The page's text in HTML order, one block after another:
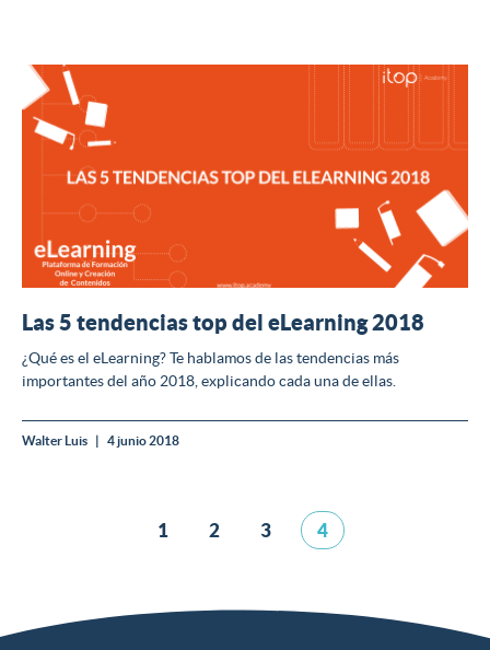
Las 5 tendencias top del eLearning 2018
¿Qué es el eLearning? Te hablamos de las tendencias más
importantes del año 2018, explicando cada una de ellas.
Walter Luis 4 junio 2018
1 2 3 4